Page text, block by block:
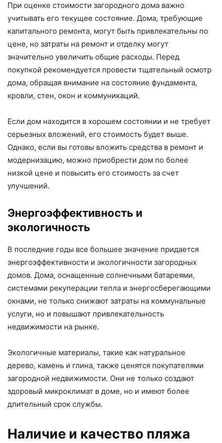
При оценке стоимости загородного дома важно
учитывать его текущее состояние. Дома, требующие
капитального ремонта, могут быть привлекательны по
цене, но затраты на ремонт и отделку могут
значительно увеличить общие расходы. Перед
покупкой рекомендуется провести тщательный осмотр
дома, обращая внимание на состояние фундамента,
кровли, стен, окон и коммуникаций.
Если дом находится в хорошем состоянии и не требует
серьезных вложений, его стоимость будет выше.
Однако, если вы готовы вложить средства в ремонт и
модернизацию, можно приобрести дом по более
низкой цене и повысить его стоимость за счет
улучшений.
Энергоэффективность и
экологичность
В последние годы все большее значение придается
энергоэффективности и экологичности загородных
домов. Дома, оснащенные солнечными батареями,
системами рекуперации тепла и энергосберегающими
окнами, не только снижают затраты на коммунальные
услуги, но и повышают привлекательность
недвижимости на рынке.
Экологичные материалы, такие как натуральное
дерево, камень и глина, также ценятся покупателями
загородной недвижимости. Они не только создают
здоровый микроклимат в доме, но и имеют более
длительный срок службы.
Наличие и качество пляжа